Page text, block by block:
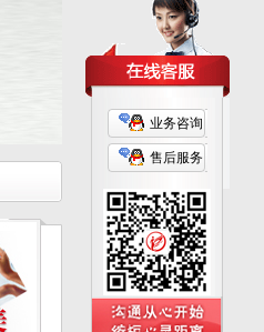
业务咨询
售后服务